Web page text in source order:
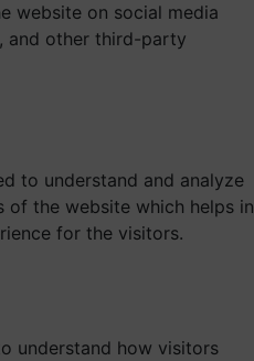
website on social media
and other third-party
to understand and analyze
of the website which helps in
for the visitors.
understand how visitors